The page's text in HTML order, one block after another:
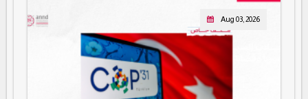
Aug 03, 2026